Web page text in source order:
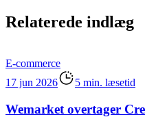
Relaterede indlæg
E-commerce
17 jun 2026
5 min. læsetid
Wemarket overtager